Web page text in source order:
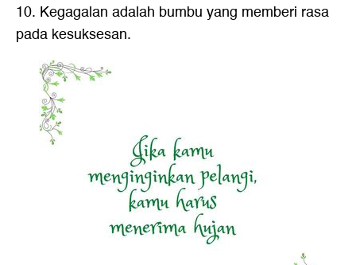
10. Kegagalan adalah bumbu yang memberi rasa
pada kesuksesan.